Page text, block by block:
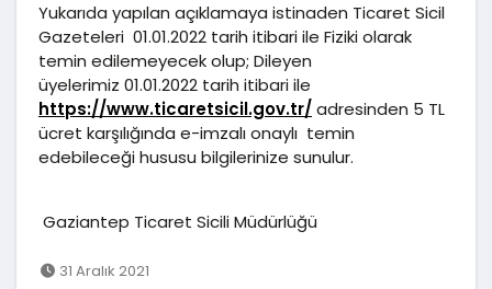
Yukarıda yapılan açıklamaya istinaden Ticaret Sicil
Gazeteleri 01.01.2022 tarih itibari ile Fiziki olarak
temin edilemeyecek olup; Dileyen
üyelerimiz 01.01.2022 tarih itibari ile
https://www.ticaretsicil.gov.tr/ adresinden 5 TL
ücret karşılığında e-imzalı onaylı temin
edebileceği hususu bilgilerinize sunulur.
Gaziantep Ticaret Sicili Müdürlüğü
31 Aralık 2021